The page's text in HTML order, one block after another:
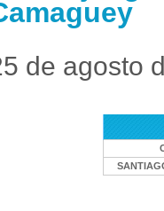
de agosto